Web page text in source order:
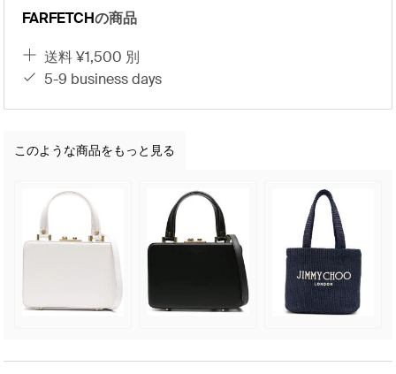
FARFETCHの商品
送料 ¥1,500 別
5-9 business days
このような商品をもっと見る